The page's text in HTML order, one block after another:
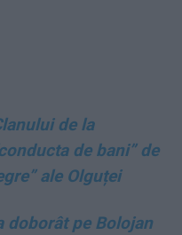
de la
de bani” de
ale Olguței
doborât pe Bolojan